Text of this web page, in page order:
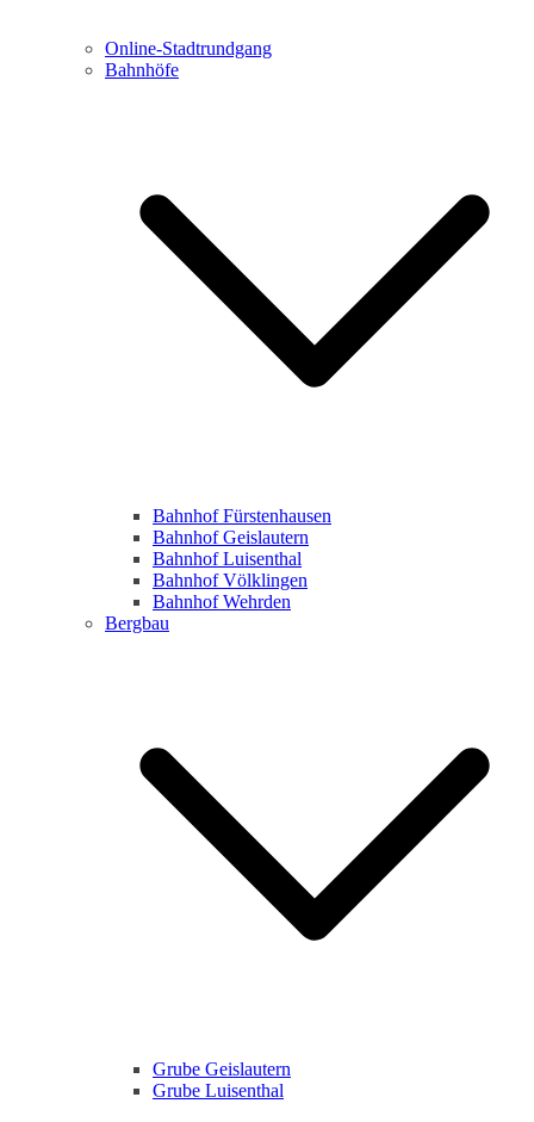
Online-Stadtrundgang
Bahnhöfe
Bahnhof Fürstenhausen
Bahnhof Geislautern
Bahnhof Luisenthal
Bahnhof Völklingen
Bahnhof Wehrden
Bergbau
Grube Geislautern
Grube Luisenthal